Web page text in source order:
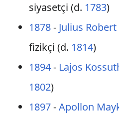
siyasetçi (d. 1783)
1878- Julius
fizikçi (d. 1814)
1894- Lajos
1802)
1897-Apollon